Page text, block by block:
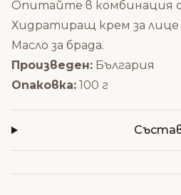
Опитайте в комбинация
Хидратиращ крем за лице
Масло за брада.
Произведен: България
Опаковка: 100 г